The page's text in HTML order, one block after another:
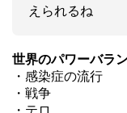
えられるね
世界のパワーバラ
・感染症の流行
・戦争
・テロ